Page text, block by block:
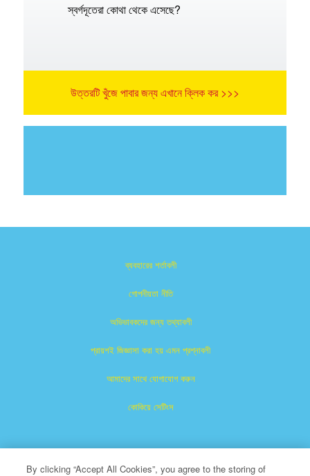
স্বর্গদূতেরা কোথা থেকে এসেছে?
উত্তরটি খুঁজে পাবার জন্য এখানে ক্লিক কর >>>
ব্যবহারের শর্তাবলী
গোপনীয়তা নীতি
অভিভাবকদের জন্য তথ্যাবলী
প্রায়শই জিজ্ঞাসা করা হয় এমন প্রশ্নাবলী
আমাদের সাথে যোগাযোগ করুন
কোকিয়ে সেটিংস
By clicking “Accept All Cookies”, you agree to the storing of